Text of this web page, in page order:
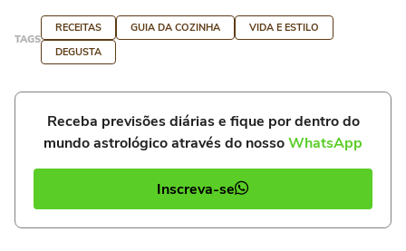
TAGS
RECEITAS GUIA DA COZINHA
VIDA E ESTILO
DEGUSTA
Receba previsões diárias e fique por dentro do
mundo astrológico através do nossoWhatsApp
Inscreva-se